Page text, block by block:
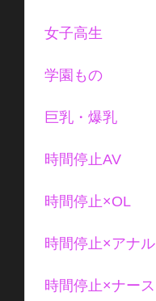
女子高生
学園もの
巨乳・爆乳
時間停止AV
時間停止×OL
時間停止×アナル
時間停止×ナース